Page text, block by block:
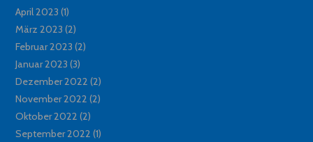
April 2023 (1)
März 2023 (2)
Februar 2023 (2)
Januar 2023 (3)
Dezember 2022 (2)
November 2022 (2)
Oktober 2022 (2)
September 2022 (1)